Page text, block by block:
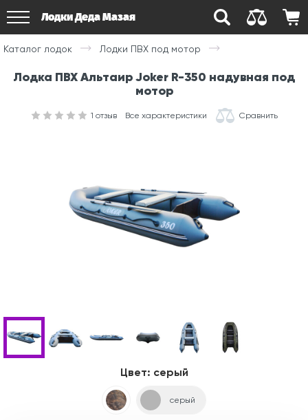
Лодки Деда Мазая
Каталог лодок Лодки ПВХ под мотор
Лодка ПВХ Альтаир Joker R-350 надувная под
мотор
1 отзыв Все характеристики Сравнить
Цвет: серый
серый